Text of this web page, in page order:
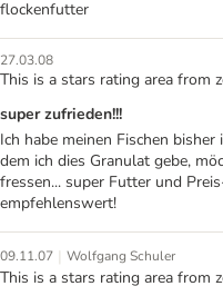
flockenfutter
27.03.08
This is a stars rating area from
super zufrieden!!!
Ich habe meinen Fischen
dem ich dies Granulat gebe,
fressen... super Futter und
empfehlenswert!
09.11.07 | Wolfgang Schuler
This is a stars rating area from